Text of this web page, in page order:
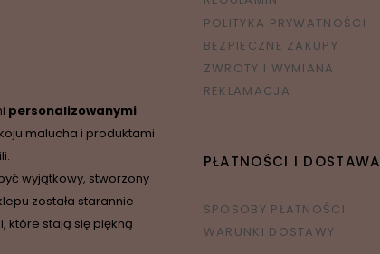
personalizowanymi
malucha i produktami
wyjątkowy, stworzony
została starannie
które stają się piękną
POLITYKA PRYWATNOŚCI
BEZPIECZNE ZAKUPY
ZWROTY I WYMIANA
REKLAMACJA
PŁATNOŚCI I DOSTAWA
SPOSOBY PŁATNOŚCI
WARUNKI DOSTAWY